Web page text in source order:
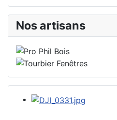
Nos artisans